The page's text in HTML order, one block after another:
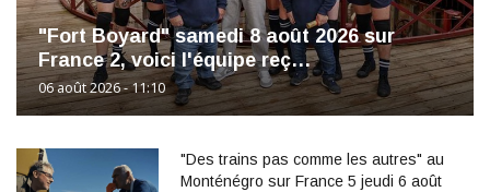
"Fort Boyard" samedi 8 août 2026 sur
France 2, voici l'équipe reç…
06 août 2026 - 11:10
"Des trains pas comme les autres" au
Monténégro sur France 5 jeudi 6 août